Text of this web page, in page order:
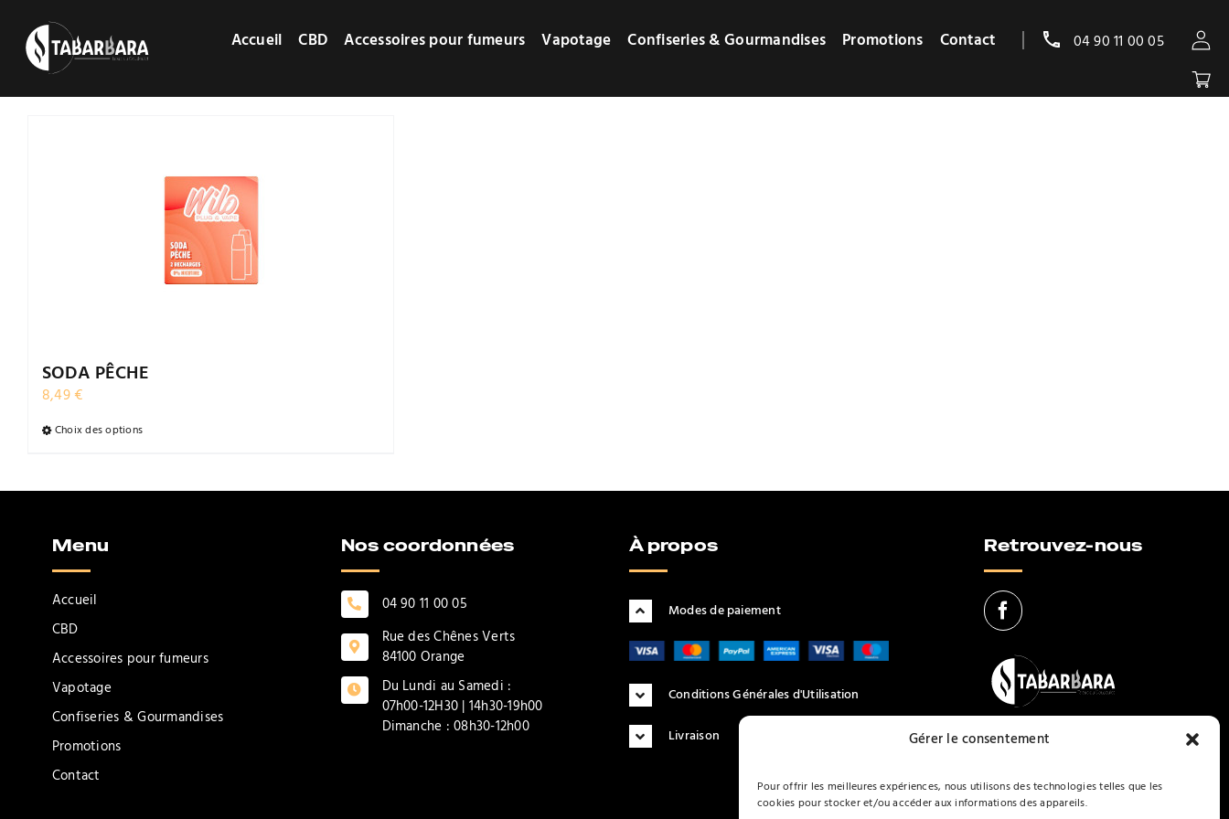
Gérer le consentement
Pour offrir les meilleures expériences, nous utilisons des technologies telles que les
cookies pour stocker et/ou accéder aux informations des appareils.
contenu
Accueil CBD Accessoires pour fumeurs Vapotage Confiseries & Gourmandises Promotions Contact 04 90 11 00 05
SODA PÊCHE
8,49€
Choix des options
a
variations.
Les
options
peuvent
être
sur
la
page
produit
Menu
Accueil
CBD
Accessoires pour fumeurs
Vapotage
Confiseries & Gourmandises
Promotions
Contact
Nos coordonnées
04 90 11 00 05
Rue des Chênes Verts
84100 Orange
Du Lundi au Samedi :
07h00-12H30 | 14h30-19h00
Dimanche : 08h30-12h00
À propos
Modes de paiement
Conditions Générales d'Utilisation
Livraison
Retrouvez-nous